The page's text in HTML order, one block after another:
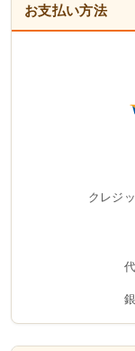
お支払い方法
クレジ